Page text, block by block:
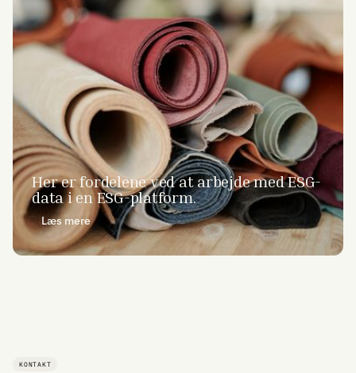
Her er fordelene ved at arbejde med ESG-
data i en ESG-platform.
Læs mere
KONTAKT